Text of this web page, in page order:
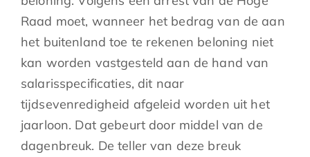
Raad moet, wanneer het bedrag van de aan
het buitenland toe te rekenen beloning niet
kan worden vastgesteld aan de hand van
salarisspecificaties, dit naar
tijdsevenredigheid afgeleid worden uit het
jaarloon. Dat gebeurt door middel van de
dagenbreuk. De teller van deze breuk